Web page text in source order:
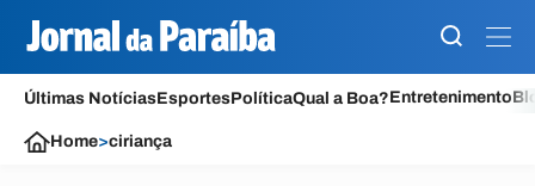
Últimas NotíciasEsportesPolíticaQual a Boa?Entretenimento
Home>ciriança